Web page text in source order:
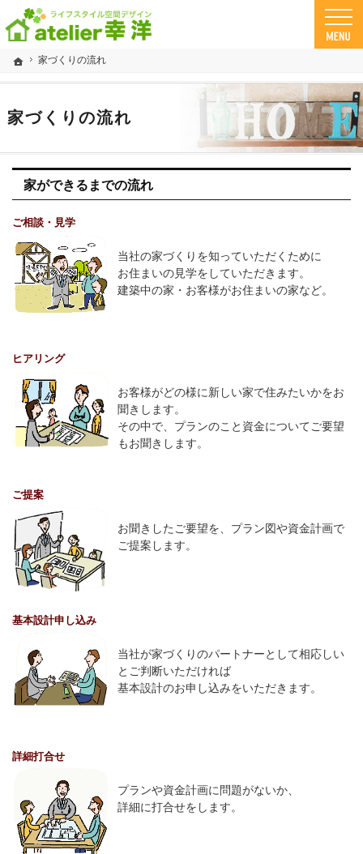
ホーム
家づくりの流れ
家づくりの流れ
鹿児島 県の工務店、注文住宅なら幸洋。自然素材とデザインで「さわや家」な家づくりが
工務店・注文住宅 幸洋の自然素材住宅
家ができるまでの流れ
ご相談・見学
当社の家づくりを知っていただくために
お住まいの見学をしていただきます。
建築中の家・お客様がお住まいの家など。
ヒアリング
お客様がどの様に新しい家で住みたいかをお
聞きします。
その中で、プランのこと資金についてご要望
もお聞きします。
ご提案
お聞きしたご要望を、プラン図や資金計画で
ご提案します。
基本設計申し込み
当社が家づくりのパートナーとして相応しい
とご判断いただければ
基本設計のお申し込みをいただきます。
詳細打合せ
プランや資金計画に問題がないか、
詳細に打合せをします。